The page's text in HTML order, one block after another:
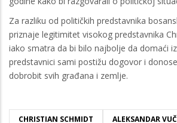
Za razliku od političkih predstavnika
priznaje legitimitet visokog predstavnika
iako smatra da bi bilo najbolje da domaći
predstavnici sami postižu dogovor i
dobrobit svih građana i zemlje.
CHRISTIAN SCHMIDT ALEKSANDAR